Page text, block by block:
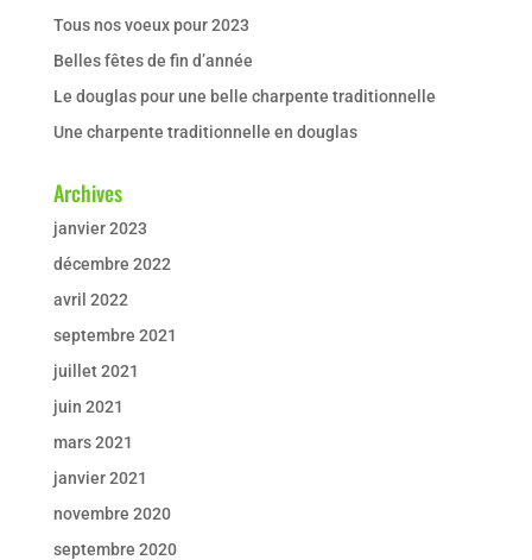
Tous nos voeux pour 2023
Belles fêtes de fin d’année
Le douglas pour une belle charpente traditionnelle
Une charpente traditionnelle en douglas
Archives
janvier 2023
décembre 2022
avril 2022
septembre 2021
juillet 2021
juin 2021
mars 2021
janvier 2021
novembre 2020
septembre 2020